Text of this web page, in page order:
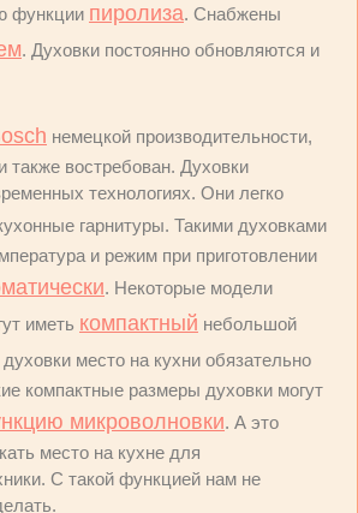
функции пиролиза. Снабжены
. Духовки постоянно обновляются и
немецкой производительности,
также востребован. Духовки
технологиях. Они легко
гарнитуры. Такими духовками
и режим при приготовлении
. Некоторые модели
иметь компактный небольшой
место на кухни обязательно
компактные размеры духовки могут
микроволновки. А это
место на кухне для
С такой функцией нам не